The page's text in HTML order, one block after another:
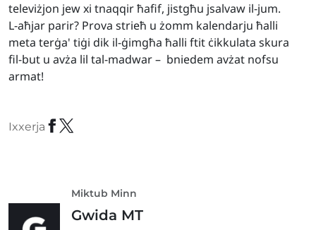
televiżjon jew xi tnaqqir ħafif, jistgħu jsalvaw il-jum.
L-aħjar parir? Prova strieħ u żomm kalendarju ħalli
meta terġa' tiġi dik il-ġimgħa ħalli ftit ċikkulata skura
fil-but u avża lil tal-madwar – bniedem avżat nofsu
armat!
Ixxerja
Miktub Minn
Gwida MT